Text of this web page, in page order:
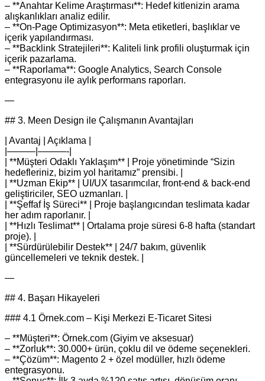
– **Anahtar Kelime Araştırması**: Hedef kitlenizin arama
alışkanlıkları analiz edilir.
– **On‑Page Optimizasyon**: Meta etiketleri, başlıklar ve
içerik yapılandırması.
– **Backlink Stratejileri**: Kaliteli link profili oluşturmak için
içerik pazarlama.
– **Raporlama**: Google Analytics, Search Console
entegrasyonu ile aylık performans raporları.
—
## 3. Meen Design ile Çalışmanın Avantajları
| Avantaj | Açıklama |
|———|———-|
| **Müşteri Odaklı Yaklaşım** | Proje yönetiminde “Sizin
hedefleriniz, bizim yol haritamız” prensibi. |
| **Uzman Ekip** | UI/UX tasarımcılar, front‑end & back‑end
geliştiriciler, SEO uzmanları. |
| **Şeffaf İş Süreci** | Proje başlangıcından teslimata kadar
her adım raporlanır. |
| **Hızlı Teslimat** | Ortalama proje süresi 6-8 hafta (standart
proje). |
| **Sürdürülebilir Destek** | 24/7 bakım, güvenlik
güncellemeleri ve teknik destek. |
—
## 4. Başarı Hikayeleri
### 4.1 Örnek.com – Kişi Merkezi E‑Ticaret Sitesi
– **Müşteri**: Örnek.com (Giyim ve aksesuar)
– **Zorluk**: 30.000+ ürün, çoklu dil ve ödeme seçenekleri.
– **Çözüm**: Magento 2 + özel modüller, hızlı ödeme
entegrasyonu.